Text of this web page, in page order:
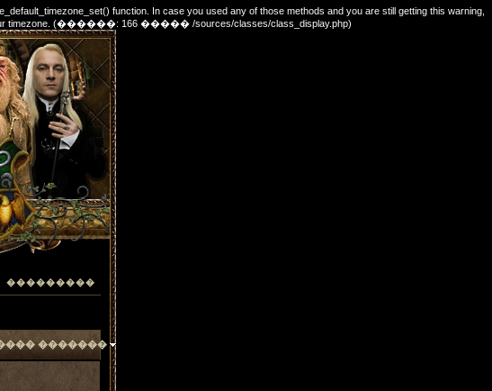
function. In case you used any of those methods and you are still getting this warning,
your timezone. (������: 166 ����� /sources/classes/class_display.php)
���������
�������